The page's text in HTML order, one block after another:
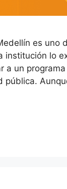
es uno
lo
a un